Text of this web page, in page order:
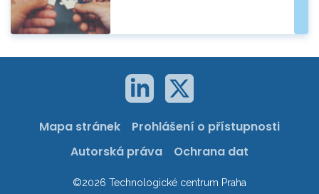
Mapa stránek
Prohlášení o přístupnosti
Autorská práva
Ochrana dat
©2026 Technologické centrum Praha